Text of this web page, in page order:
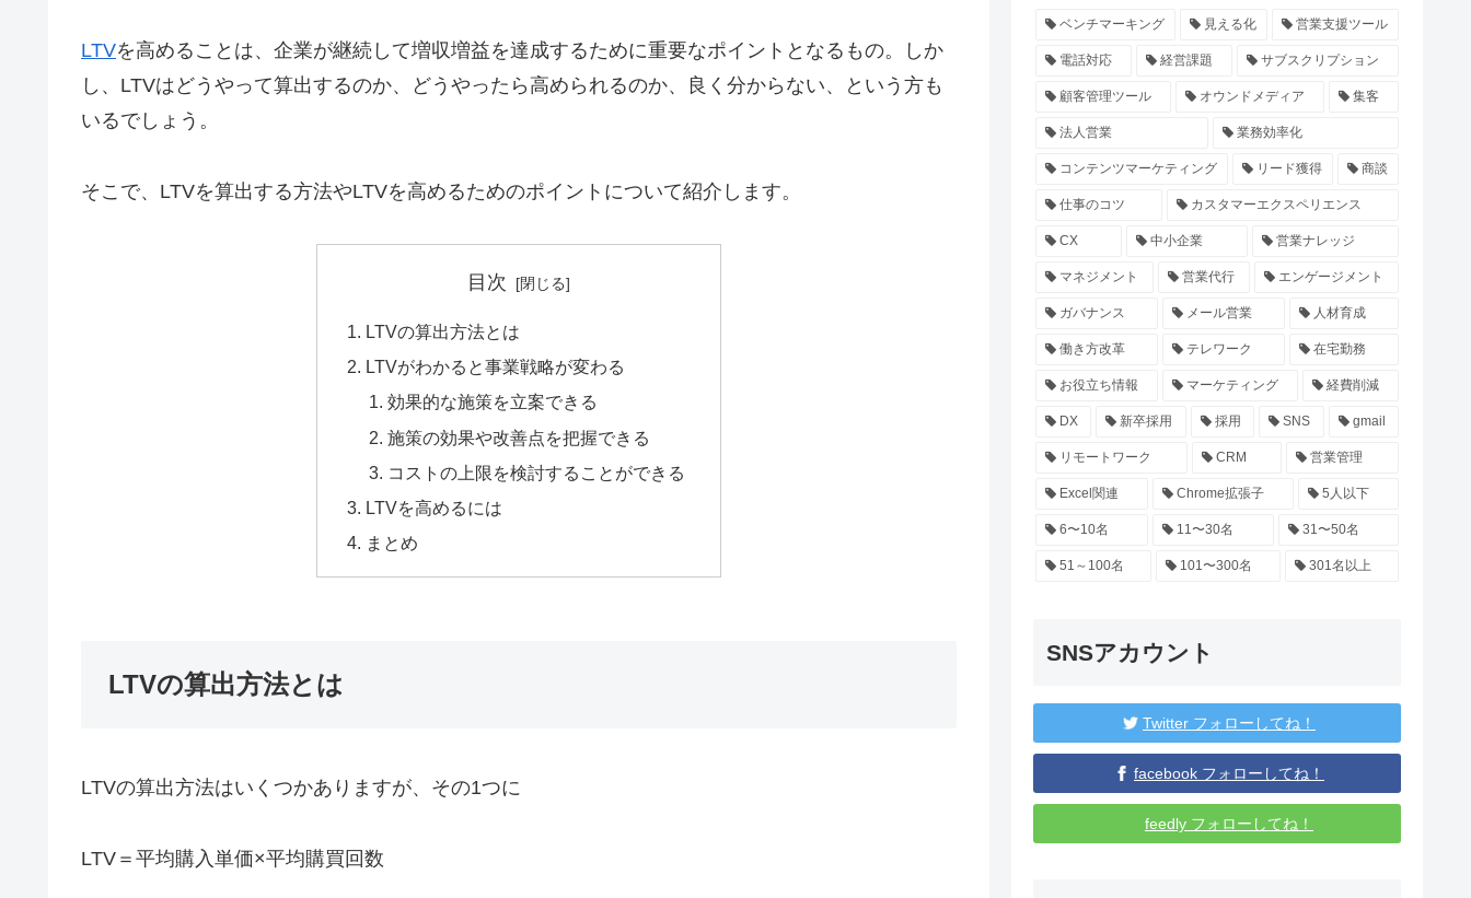
LTVを高めることは、企業が継続して増収増益を達成するために重要なポイントとなるもの。しか
し、LTVはどうやって算出するのか、どうやったら高められるのか、良く分からない、という方も
いるでしょう。
そこで、LTVを算出する方法やLTVを高めるためのポイントについて紹介します。
目次
LTVの算出方法とは
LTVがわかると事業戦略が変わる
効果的な施策を立案できる
施策の効果や改善点を把握できる
コストの上限を検討することができる
LTVを高めるには
まとめ
LTVの算出方法とは
LTVの算出方法はいくつかありますが、その1つに
LTV＝平均購入単価×平均購買回数
ベンチマーキング 見える化 営業支援ツール
電話対応 経営課題 サブスクリプション
顧客管理ツール オウンドメディア 集客
法人営業 業務効率化
コンテンツマーケティング リード獲得 商談
仕事のコツ カスタマーエクスペリエンス
CX 中小企業 営業ナレッジ
マネジメント 営業代行 エンゲージメント
ガバナンス メール営業 人材育成
働き方改革 テレワーク 在宅勤務
お役立ち情報 マーケティング 経費削減
DX 新卒採用 採用 SNS gmail
リモートワーク CRM 営業管理
Excel関連 Chrome拡張子 5人以下
6〜10名 11〜30名 31〜50名
51～100名 101〜300名 301名以上
SNSアカウント
Twitter フォローしてね！
facebook フォローしてね！
feedly フォローしてね！